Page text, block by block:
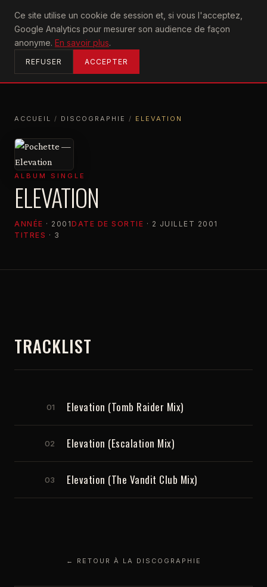
Ce site utilise un cookie de session et, si vous l'acceptez,
Google Analytics pour mesurer son audience de façon
anonyme. En savoir plus.
REFUSER ACCEPTER
U2achtung
ACCUEIL
ACCUEIL / DISCOGRAPHIE / ELEVATION
ALBUM SINGLE
ELEVATION
ANNÉE · 2001DATE DE SORTIE · 2 JUILLET 2001
TITRES · 3
TRACKLIST
01 Elevation (Tomb Raider Mix)
02 Elevation (Escalation Mix)
03 Elevation (The Vandit Club Mix)
← RETOUR À LA DISCOGRAPHIE